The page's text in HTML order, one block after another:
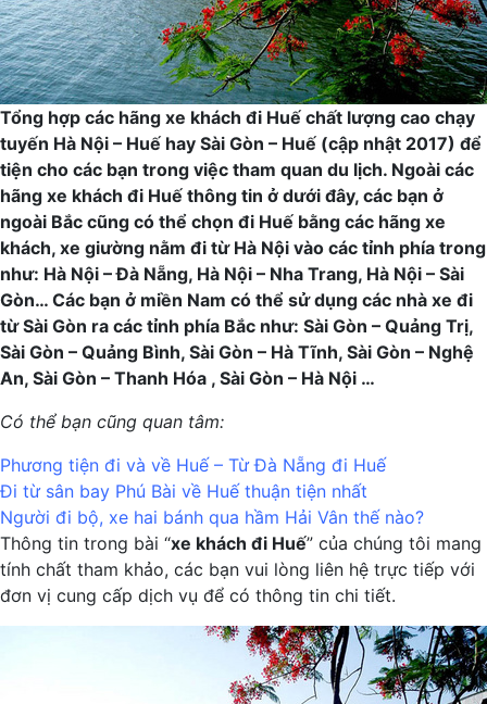
Tổng hợp các hãng xe khách đi Huế chất lượng cao chạy
tuyến Hà Nội – Huế hay Sài Gòn – Huế (cập nhật 2017) để
tiện cho các bạn trong việc tham quan du lịch. Ngoài các
hãng xe khách đi Huế thông tin ở dưới đây, các bạn ở
ngoài Bắc cũng có thể chọn đi Huế bằng các hãng xe
khách, xe giường nằm đi từ Hà Nội vào các tỉnh phía trong
như: Hà Nội – Đà Nẵng, Hà Nội – Nha Trang, Hà Nội – Sài
Gòn… Các bạn ở miền Nam có thể sử dụng các nhà xe đi
từ Sài Gòn ra các tỉnh phía Bắc như: Sài Gòn – Quảng Trị,
Sài Gòn – Quảng Bình, Sài Gòn – Hà Tĩnh, Sài Gòn – Nghệ
An, Sài Gòn – Thanh Hóa , Sài Gòn – Hà Nội …
Có thể bạn cũng quan tâm:
Phương tiện đi và về Huế – Từ Đà Nẵng đi Huế
Đi từ sân bay Phú Bài về Huế thuận tiện nhất
Người đi bộ, xe hai bánh qua hầm Hải Vân thế nào?
Thông tin trong bài “xe khách đi Huế” của chúng tôi mang
tính chất tham khảo, các bạn vui lòng liên hệ trực tiếp với
đơn vị cung cấp dịch vụ để có thông tin chi tiết.